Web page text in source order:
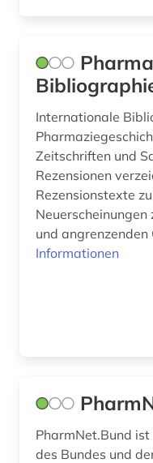
mikrobiologie (2)
mittelenglisch (1)
Internationale
Zeitschriften und
Rezensionen
Rezensionstexte
und angrenzenden
Informationen
PharmNet.Bund
des Bundes und